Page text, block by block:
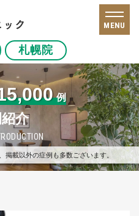
札幌院
MENU
例
介
載以外の症例も多数ございます。